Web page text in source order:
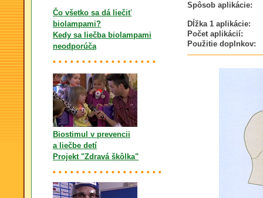
Čo všetko sa dá liečiť
biolampami?
Kedy sa liečba biolampami
neodporúča
Biostimul v prevencii
a liečbe detí
Projekt "Zdravá škôlka"
Spôsob aplikácie:
Dĺžka 1 aplikácie:
Počet aplikácií:
Použitie doplnkov: